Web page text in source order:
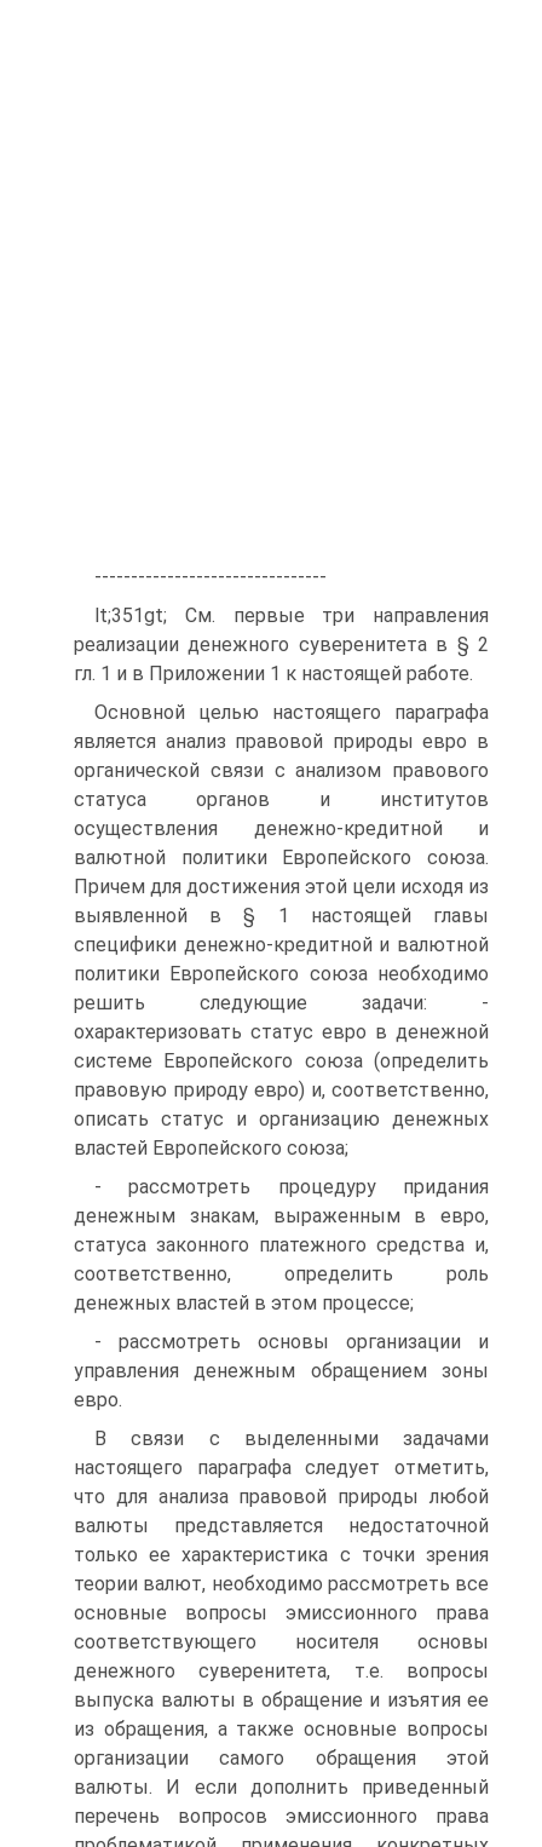
--------------------------------
lt;351gt; См. первые три направления
реализации денежного суверенитета в § 2
гл. 1 и в Приложении 1 к настоящей работе.
Основной целью настоящего параграфа
является анализ правовой природы евро в
органической связи с анализом правового
статуса органов и институтов
осуществления денежно-кредитной и
валютной политики Европейского союза.
Причем для достижения этой цели исходя из
выявленной в § 1 настоящей главы
специфики денежно-кредитной и валютной
политики Европейского союза необходимо
решить следующие задачи: -
охарактеризовать статус евро в денежной
системе Европейского союза (определить
правовую природу евро) и, соответственно,
описать статус и организацию денежных
властей Европейского союза;
- рассмотреть процедуру придания
денежным знакам, выраженным в евро,
статуса законного платежного средства и,
соответственно, определить роль
денежных властей в этом процессе;
- рассмотреть основы организации и
управления денежным обращением зоны
евро.
В связи с выделенными задачами
настоящего параграфа следует отметить,
что для анализа правовой природы любой
валюты представляется недостаточной
только ее характеристика с точки зрения
теории валют, необходимо рассмотреть все
основные вопросы эмиссионного права
соответствующего носителя основы
денежного суверенитета, т.е. вопросы
выпуска валюты в обращение и изъятия ее
из обращения, а также основные вопросы
организации самого обращения этой
валюты. И если дополнить приведенный
перечень вопросов эмиссионного права